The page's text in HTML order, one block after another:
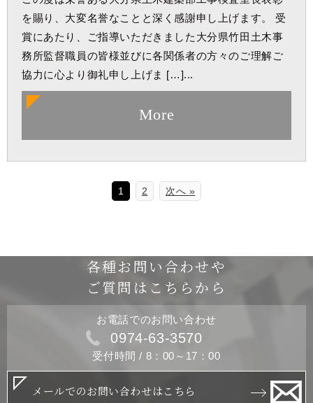
を賜り、大変名誉なことと深く感謝申し上げます。 受
賞にあたり、ご指導いただきました大分県竹田土木事
務所監督職員の皆様並びに各関係者の方々のご理解ご
協力に心より御礼申し上げま […]...
More
1 2 次へ »
各種お問い合わせや
ご質問はこちらから
お電話でのお問い合わせ
0974-63-3570
受付時間 / 8：00～17：00
メールでのお問い合わせはこちら